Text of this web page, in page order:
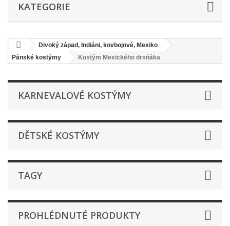
KATEGORIE
Divoký západ, Indiáni, kovbojové, Mexiko
Pánské kostýmy
Kostým Mexického drsňáka
KARNEVALOVÉ KOSTÝMY
DĚTSKÉ KOSTÝMY
TAGY
PROHLÉDNUTÉ PRODUKTY